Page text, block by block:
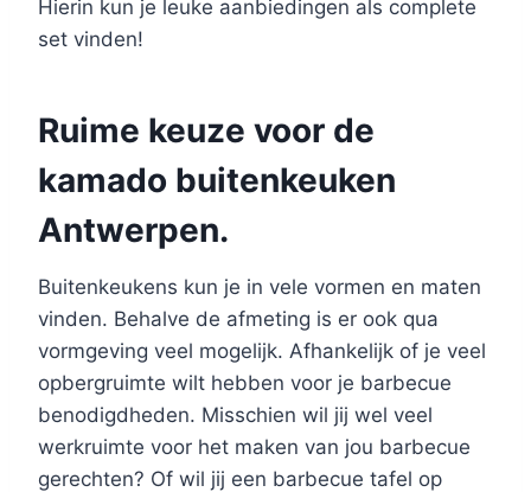
Hierin kun je leuke aanbiedingen als complete
set vinden!
Ruime keuze voor de
kamado buitenkeuken
Antwerpen.
Buitenkeukens kun je in vele vormen en maten
vinden. Behalve de afmeting is er ook qua
vormgeving veel mogelijk. Afhankelijk of je veel
opbergruimte wilt hebben voor je barbecue
benodigdheden. Misschien wil jij wel veel
werkruimte voor het maken van jou barbecue
gerechten? Of wil jij een barbecue tafel op